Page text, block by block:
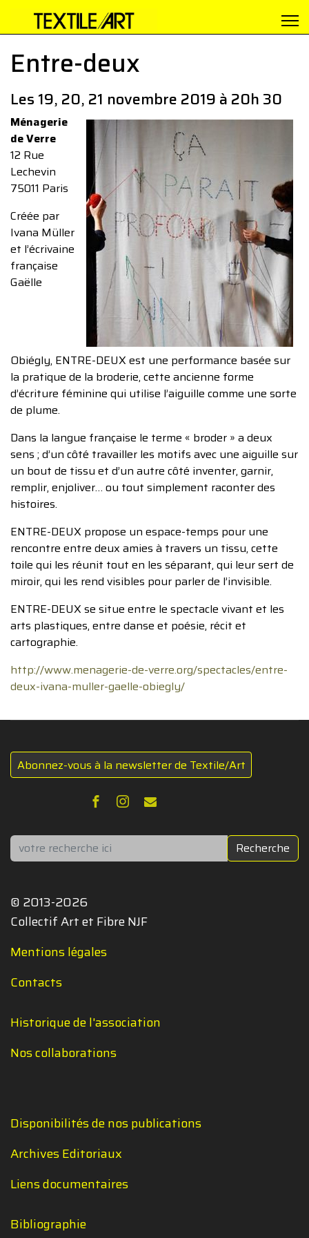
Entre-deux
Les 19, 20, 21 novembre 2019 à 20h 30
Ménagerie
de Verre
12 Rue
Lechevin
75011 Paris
Créée par
Ivana Müller
et l’écrivaine
française
Gaëlle
Obiégly, ENTRE-DEUX est une performance basée sur
la pratique de la broderie, cette ancienne forme
d’écriture féminine qui utilise l’aiguille comme une sorte
de plume.
Dans la langue française le terme « broder » a deux
sens ; d’un côté travailler les motifs avec une aiguille sur
un bout de tissu et d’un autre côté inventer, garnir,
remplir, enjoliver… ou tout simplement raconter des
histoires.
ENTRE-DEUX propose un espace-temps pour une
rencontre entre deux amies à travers un tissu, cette
toile qui les réunit tout en les séparant, qui leur sert de
miroir, qui les rend visibles pour parler de l’invisible.
ENTRE-DEUX se situe entre le spectacle vivant et les
arts plastiques, entre danse et poésie, récit et
cartographie.
http://www.menagerie-de-verre.org/spectacles/entre-
deux-ivana-muller-gaelle-obiegly/
Abonnez-vous à la newsletter de Textile/Art
Rechercher Recherche
© 2013-2026
Collectif Art et Fibre NJF
Mentions légales
Contacts
Historique de l'association
Nos collaborations
Disponibilités de nos publications
Archives Editoriaux
Liens documentaires
Bibliographie